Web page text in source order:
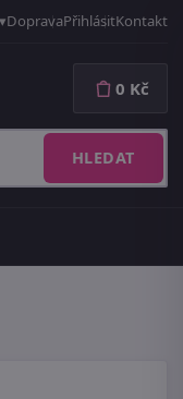
DopravaPřihlásitKontakt
HLEDAT
0 Kč